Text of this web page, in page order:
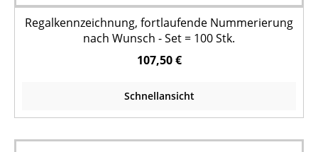
Regalkennzeichnung, fortlaufende Nummerierung
nach Wunsch - Set = 100 Stk.
107,50 €
Schnellansicht